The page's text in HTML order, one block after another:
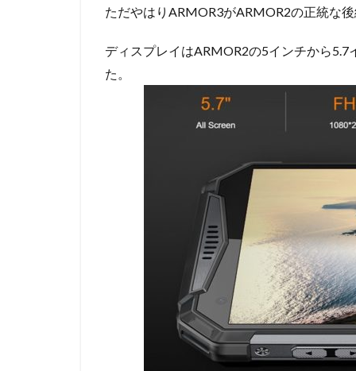
ただやはりARMOR3がARMOR2の正統な
ディスプレイはARMOR2の5インチから
た。